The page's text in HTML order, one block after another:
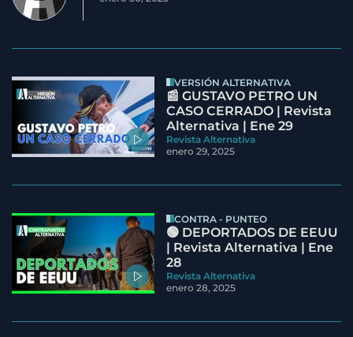
VERSIÓN ALTERNATIVA
📰 GUSTAVO PETRO UN
CASO CERRADO | Revista
Alternativa | Ene 29
Revista Alternativa
enero 29, 2025
CONTRA - PUNTEO
🟢 DEPORTADOS DE EEUU
| Revista Alternativa | Ene
28
Revista Alternativa
enero 28, 2025